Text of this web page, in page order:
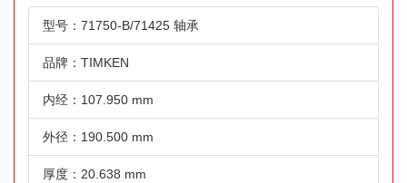
型号：71750-B/71425 轴承
品牌：TIMKEN
内经：107.950 mm
外径：190.500 mm
厚度：20.638 mm